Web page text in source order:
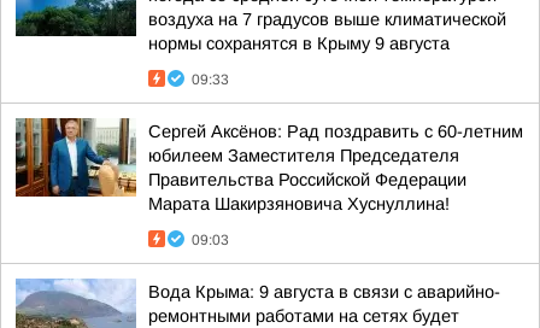
воздуха на 7 градусов выше климатической
нормы сохранятся в Крыму 9 августа
09:33
Сергей Аксёнов: Рад поздравить с 60-летним
юбилеем Заместителя Председателя
Правительства Российской Федерации
Марата Шакирзяновича Хуснуллина!
09:03
Вода Крыма: 9 августа в связи с аварийно-
ремонтными работами на сетях будет